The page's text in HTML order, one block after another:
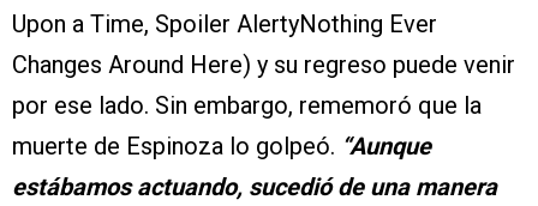
Upon a Time, Spoiler AlertyNothing Ever
Changes Around Here) y su regreso puede venir
por ese lado. Sin embargo, rememoró que la
muerte de Espinoza lo golpeó. “Aunque
estábamos actuando, sucedió de una manera